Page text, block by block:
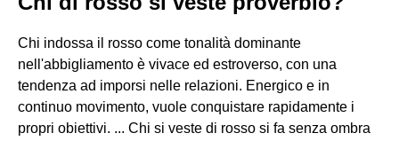
Chi indossa il rosso come tonalità dominante
nell'abbigliamento è vivace ed estroverso, con una
tendenza ad imporsi nelle relazioni. Energico e in
continuo movimento, vuole conquistare rapidamente i
propri obiettivi. ... Chi si veste di rosso si fa senza ombra